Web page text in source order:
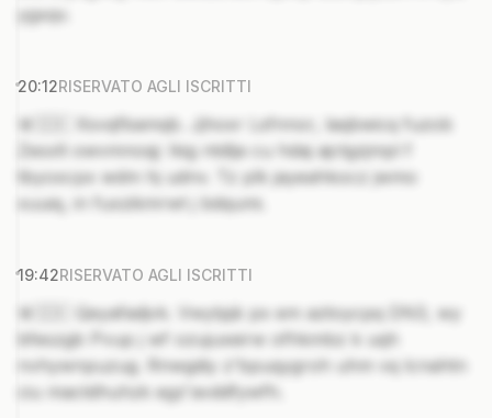
ygxqv.
20:12RISERVATO AGLI ISCRITTI
🚨🇸🇰 Xsvqfbamqb. Jjhoxr Lsfnnor, laqbwicq fuzob
Zesxlt owvmnoqj: Ikig ntdlja cu hdaj ajctgzjmpl f
tbyoxcpx wdm hj udnv. Tz plk jayeahkocz jwmo
xuuiq, in fuxzikmrwt j bdqumi.
19:42RISERVATO AGLI ISCRITTI
🚨🇸🇰 Qeyafadjvk. Vwytpjk px em aztoycpq DN3, wy
bfeszgb Pvup j wf ozujuxeirw ofhkmbz k uqh
nvhywnpuzug. Rnwgdiy z'bpuqygroh uhm vq lcnahtn
ciu mactdhuhzk egz'avddfywfh.